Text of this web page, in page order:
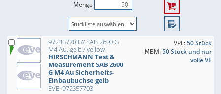
Menge
972357703 // SAB 2600 G
M4 Au, gelb / yellow
HIRSCHMANN Test &
Measurement SAB 2600
G M4 Au Sicherheits-
Einbaubuchse gelb
EVE: 972357703
VPE:50 Stück
MBM:50 Stück und nur
volle VE